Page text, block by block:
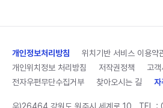
개인정보처리방침
위치기반 서비스 이용약
개인위치정보 처리방침
저작권정책
고
전자우편무단수집거부
찾아오시는 길 자